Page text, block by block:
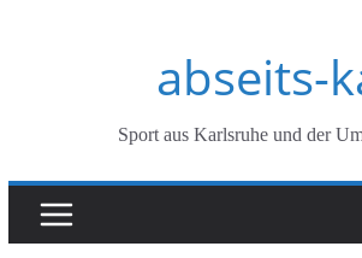
abseits-
Sport aus Karlsruhe und der